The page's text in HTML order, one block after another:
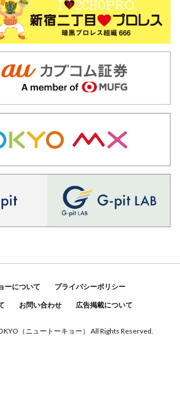
ーについて プライバシーポリシー
お問い合わせ 広告掲載について
（ ニュートーキョー ） All Rights Reserved.